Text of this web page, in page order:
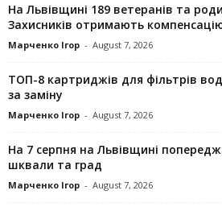
На Львівщині 189 ветеранів та
Захисників отримають
Марченко Ігор - August 7, 2026
ТОП-8 картриджів для фільтрів
за заміну
Марченко Ігор - August 7, 2026
На 7 серпня на Львівщині
шквали та град
Марченко Ігор - August 7, 2026